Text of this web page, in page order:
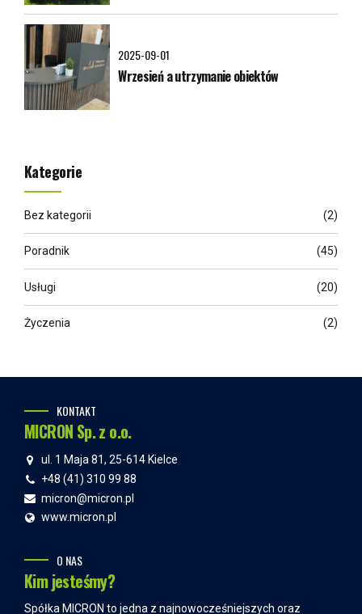
2025-09-01
Wrzesień a utrzymanie obiektów
Kategorie
Bez kategorii (2)
Poradnik (45)
Usługi (20)
Życzenia (2)
KONTAKT
MICRON Sp. z o.o.
ul. 1 Maja 81, 25-614 Kielce
+48 (41) 310 99 88
micron@micron.pl
www.micron.pl
O NAS
Kim jesteśmy?
Spółka MICRON to jedna z najnowocześniejszych oraz